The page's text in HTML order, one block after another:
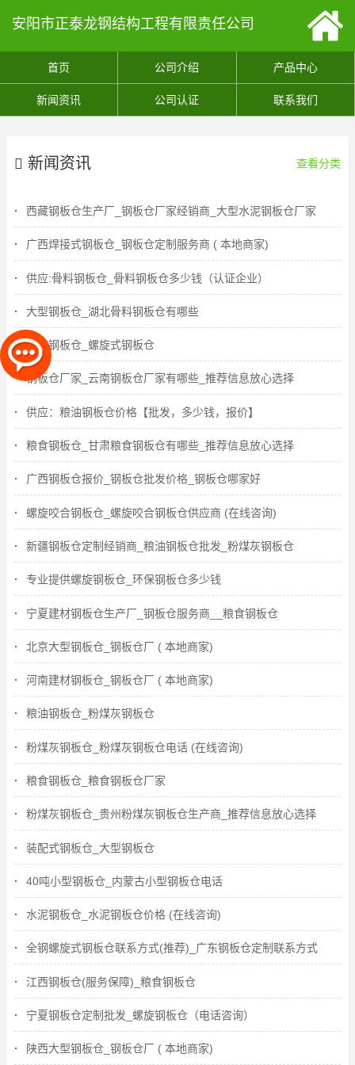
安阳市正泰龙钢结构工程有限责任公司
首页 公司介绍 产品中心
新闻资讯 公司认证 联系我们
新闻资讯 查看分类
西藏钢板仓生产厂_钢板仓厂家经销商_大型水泥钢板仓厂家
广西焊接式钢板仓_钢板仓定制服务商 ( 本地商家)
供应:骨料钢板仓_骨料钢板仓多少钱（认证企业）
大型钢板仓_湖北骨料钢板仓有哪些
螺旋钢板仓_螺旋式钢板仓
钢板仓厂家_云南钢板仓厂家有哪些_推荐信息放心选择
供应：粮油钢板仓价格【批发，多少钱，报价】
粮食钢板仓_甘肃粮食钢板仓有哪些_推荐信息放心选择
广西钢板仓报价_钢板仓批发价格_钢板仓哪家好
螺旋咬合钢板仓_螺旋咬合钢板仓供应商 (在线咨询)
新疆钢板仓定制经销商_粮油钢板仓批发_粉煤灰钢板仓
专业提供螺旋钢板仓_环保钢板仓多少钱
宁夏建材钢板仓生产厂_钢板仓服务商__粮食钢板仓
北京大型钢板仓_钢板仓厂 ( 本地商家)
河南建材钢板仓_钢板仓厂 ( 本地商家)
粮油钢板仓_粉煤灰钢板仓
粉煤灰钢板仓_粉煤灰钢板仓电话 (在线咨询)
粮食钢板仓_粮食钢板仓厂家
粉煤灰钢板仓_贵州粉煤灰钢板仓生产商_推荐信息放心选择
装配式钢板仓_大型钢板仓
40吨小型钢板仓_内蒙古小型钢板仓电话
水泥钢板仓_水泥钢板仓价格 (在线咨询)
全钢螺旋式钢板仓联系方式(推荐)_广东钢板仓定制联系方式
江西钢板仓(服务保障)_粮食钢板仓
宁夏钢板仓定制批发_螺旋钢板仓（电话咨询）
陕西大型钢板仓_钢板仓厂 ( 本地商家)